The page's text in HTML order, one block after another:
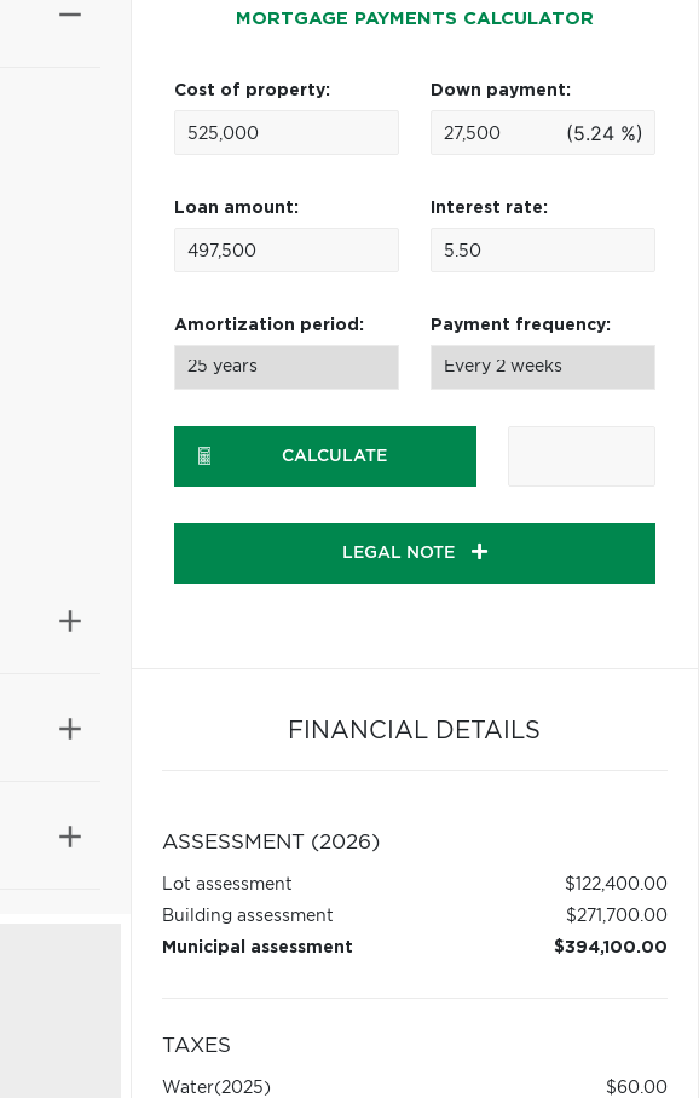
MORTGAGE PAYMENTS CALCULATOR
Cost of property: Down payment:
(5.24 %)
Loan amount: Interest rate:
Amortization period: Payment frequency:
CALCULATE
LEGAL NOTE
FINANCIAL DETAILS
ASSESSMENT (2026)
Lot assessment
$122,400.00
Building assessment
$271,700.00
Municipal assessment
$394,100.00
TAXES
Water(2025)
$60.00